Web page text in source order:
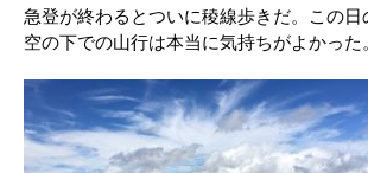
急登が終わるとついに稜線歩きだ。この
空の下での山行は本当に気持ちがよかった